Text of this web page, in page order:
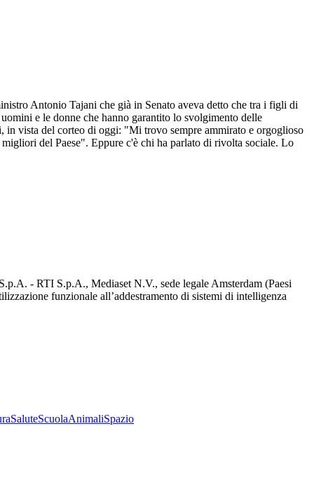
Antonio Tajani che già in Senato aveva detto che tra i figli di
e le donne che hanno garantito lo svolgimento delle
vista del corteo di oggi: "Mi trovo sempre ammirato e orgoglioso
del Paese". Eppure c'è chi ha parlato di rivolta sociale. Lo
- RTI S.p.A., Mediaset N.V., sede legale Amsterdam (Paesi
funzionale all’addestramento di sistemi di intelligenza
SaluteScuolaAnimaliSpazio